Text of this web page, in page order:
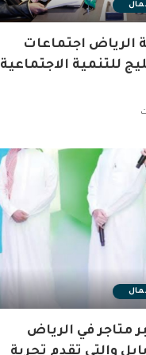
الرياض اجتماعات
للتنمية الاجتماعية
متاجر في الرياض
والتي تقدم تجربة